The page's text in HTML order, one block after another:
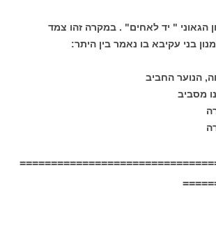
הגאוני " יד לאחים" . במקרה זהו צמד
בני עקיבא בו נאמר בין היתר:
הנוער החביב
מסביב